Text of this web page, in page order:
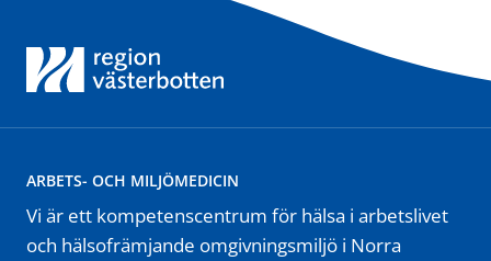
ARBETS- OCH MILJÖMEDICIN
Vi är ett kompetenscentrum för hälsa i arbetslivet
och hälsofrämjande omgivningsmiljö i Norra